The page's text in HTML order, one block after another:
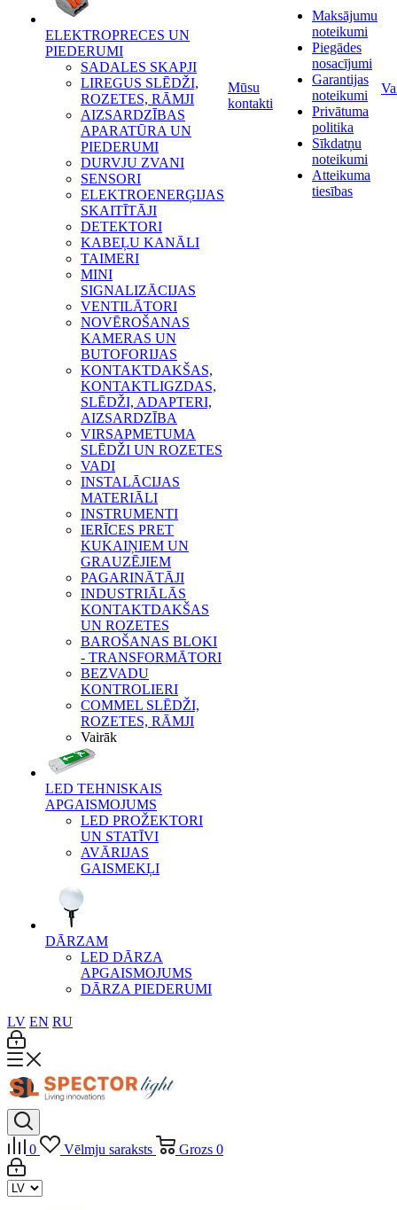
ELEKTROPRECES UN
PIEDERUMI
SADALES SKAPJI
LIREGUS SLĒDŽI,
ROZETES, RĀMJI
AIZSARDZĪBAS
APARATŪRA UN
PIEDERUMI
DURVJU ZVANI
SENSORI
ELEKTROENERĢIJAS
SKAITĪTĀJI
DETEKTORI
KABEĻU KANĀLI
TAIMERI
MINI
SIGNALIZĀCIJAS
VENTILĀTORI
NOVĒROŠANAS
KAMERAS UN
BUTOFORIJAS
KONTAKTDAKŠAS,
KONTAKTLIGZDAS,
SLĒDŽI, ADAPTERI,
AIZSARDZĪBA
VIRSAPMETUMA
SLĒDŽI UN ROZETES
VADI
INSTALĀCIJAS
MATERIĀLI
INSTRUMENTI
IERĪCES PRET
KUKAIŅIEM UN
GRAUZĒJIEM
PAGARINĀTĀJI
INDUSTRIĀLĀS
KONTAKTDAKŠAS
UN ROZETES
BAROŠANAS BLOKI
- TRANSFORMĀTORI
BEZVADU
KONTROLIERI
COMMEL SLĒDŽI,
ROZETES, RĀMJI
Vairāk
LED TEHNISKAIS
APGAISMOJUMS
LED PROŽEKTORI
UN STATĪVI
AVĀRIJAS
GAISMEKĻI
DĀRZAM
LED DĀRZA
APGAISMOJUMS
DĀRZA PIEDERUMI
Mūsu
kontakti
Maksājumu
noteikumi
Piegādes
nosacījumi
Garantijas
noteikumi
Privātuma
politika
Sīkdatņu
noteikumi
Atteikuma
tiesības
LV EN RU
0 Vēlmju saraksts Grozs 0